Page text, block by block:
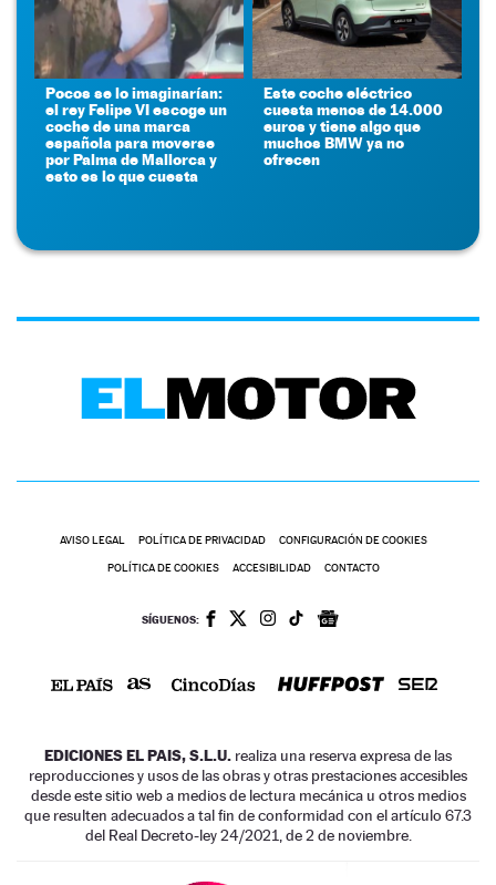
Pocos se lo imaginarían:
el rey Felipe VI escoge un
coche de una marca
española para moverse
por Palma de Mallorca y
esto es lo que cuesta
Este coche eléctrico
cuesta menos de 14.000
euros y tiene algo que
muchos BMW ya no
ofrecen
AVISO LEGAL POLÍTICA DE PRIVACIDAD CONFIGURACIÓN DE COOKIES
POLÍTICA DE COOKIES ACCESIBILIDAD CONTACTO
SÍGUENOS:
EDICIONES EL PAIS, S.L.U. realiza una reserva expresa de las
reproducciones y usos de las obras y otras prestaciones accesibles
desde este sitio web a medios de lectura mecánica u otros medios
que resulten adecuados a tal fin de conformidad con el artículo 67.3
del Real Decreto-ley 24/2021, de 2 de noviembre.